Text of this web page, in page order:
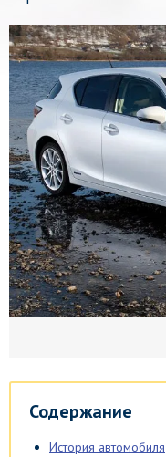
Содержание
История автомобиля